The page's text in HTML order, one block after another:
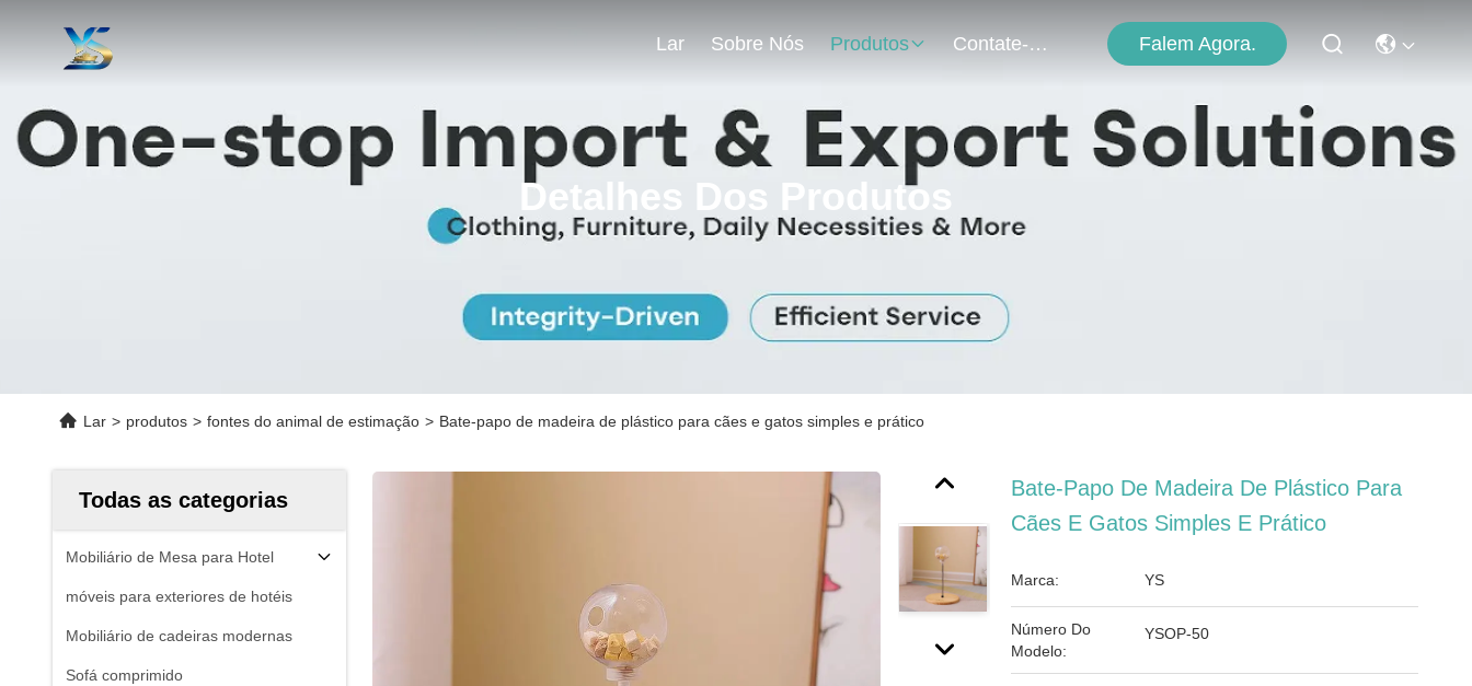
Lar Sobre Nós Produtos Contate-Nos Falem Agora.
Detalhes Dos Produtos
Lar > produtos > fontes do animal de estimação > Bate-papo de madeira de plástico para cães e gatos simples e prático
Todas as categorias
Mobiliário de Mesa para Hotel
móveis para exteriores de hotéis
Mobiliário de cadeiras modernas
Sofá comprimido
Bate-Papo De Madeira De Plástico Para
Cães E Gatos Simples E Prático
Marca: YS
Número Do
Modelo:
YSOP-50